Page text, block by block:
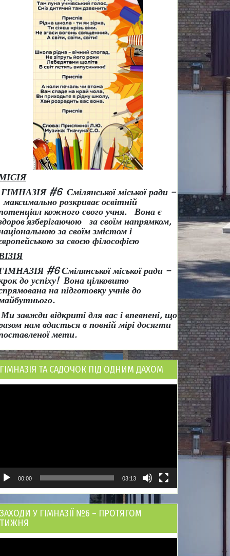
ГІМНАЗІЯ #6 Смілянської міської ради –
розкриває освітній
кожного свого учня.
Вона є
’язберігаючою за своїм напрямком,
за своїм змістом і
за своєю філософією
#6 Смілянської міської ради –
до успіху! Вона цілковито
на підготовку учнів до
Ми завжди відкриті для вас і впевнені, що
нам вдасться в повній мірі досягти
мети.
ГІМНАЗІЯ ТА САДОЧОК ПІД ОДНИМ ДАХОМ
00:00 03:13
ЗАХОДИ У ГІМНАЗІЇ №6 – ПРОТЯГОМ
ТИЖНЯ